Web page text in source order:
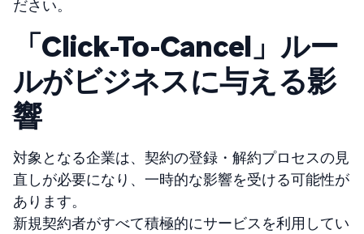
ださい。
「Click-To-Cancel」ルー
ルがビジネスに与える影
響
対象となる企業は、契約の登録・解約プロセスの見
直しが必要になり、一時的な影響を受ける可能性が
あります。
新規契約者がすべて積極的にサービスを利用してい